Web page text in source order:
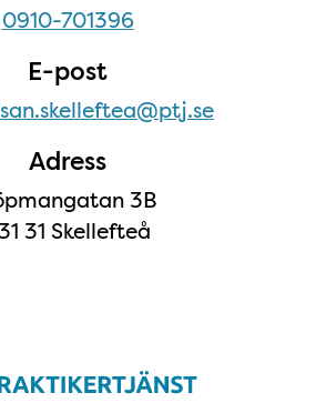
0910-701396
E-post
Adress
3B
31 Skellefteå